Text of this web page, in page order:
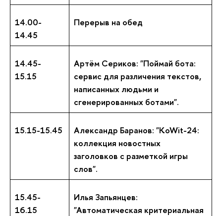
14.00-
14.45
Перерыв на обед
14.45-
15.15
Артём Сериков: "Поймай бота:
сервис для различения текстов,
написанных людьми и
сгенерированных ботами".
15.15-15.45
Александр Баранов: "KoWit-24:
коллекция новостных
заголовков с разметкой игры
слов".
15.45-
16.15
Илья Запьянцев:
"Автоматическая критериальная